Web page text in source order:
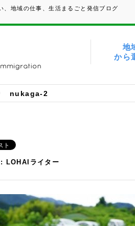
、地域の仕事、生活まるごと発信ブログ
地
から
nukaga-2
LOHAIライター